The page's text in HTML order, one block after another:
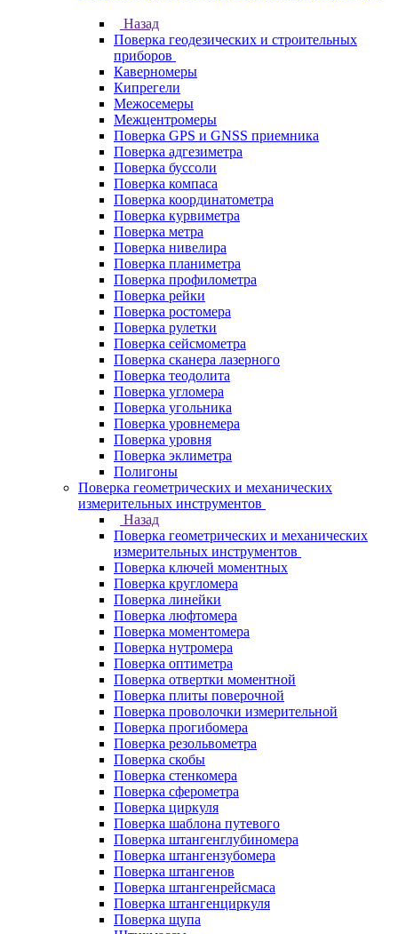
Назад
Поверка геодезических и строительных
приборов
Каверномеры
Кипрегели
Межосемеры
Межцентромеры
Поверка GPS и GNSS приемника
Поверка адгезиметра
Поверка буссоли
Поверка компаса
Поверка координатометра
Поверка курвиметра
Поверка метра
Поверка нивелира
Поверка планиметра
Поверка профилометра
Поверка рейки
Поверка ростомера
Поверка рулетки
Поверка сейсмометра
Поверка сканера лазерного
Поверка теодолита
Поверка угломера
Поверка угольника
Поверка уровнемера
Поверка уровня
Поверка эклиметра
Полигоны
Поверка геометрических и механических
измерительных инструментов
Назад
Поверка геометрических и механических
измерительных инструментов
Поверка ключей моментных
Поверка кругломера
Поверка линейки
Поверка люфтомера
Поверка моментомера
Поверка нутромера
Поверка оптиметра
Поверка отвертки моментной
Поверка плиты поверочной
Поверка проволочки измерительной
Поверка прогибомера
Поверка резольвометра
Поверка скобы
Поверка стенкомера
Поверка сферометра
Поверка циркуля
Поверка шаблона путевого
Поверка штангенглубиномера
Поверка штангензубомера
Поверка штангенов
Поверка штангенрейсмаса
Поверка штангенциркуля
Поверка щупа